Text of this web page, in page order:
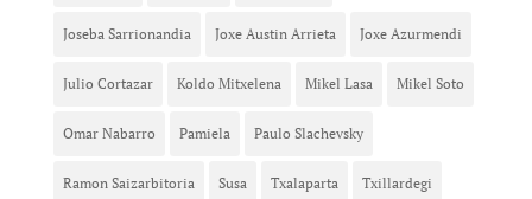
Joseba Sarrionandia Joxe Austin Arrieta Joxe Azurmendi
Julio Cortazar Koldo Mitxelena Mikel Lasa Mikel Soto
Omar Nabarro Pamiela Paulo Slachevsky
Ramon Saizarbitoria Susa Txalaparta Txillardegi